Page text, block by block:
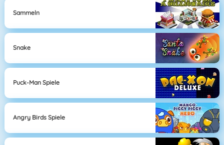
Sammeln
Snake
Puck-Man Spiele
Angry Birds Spiele